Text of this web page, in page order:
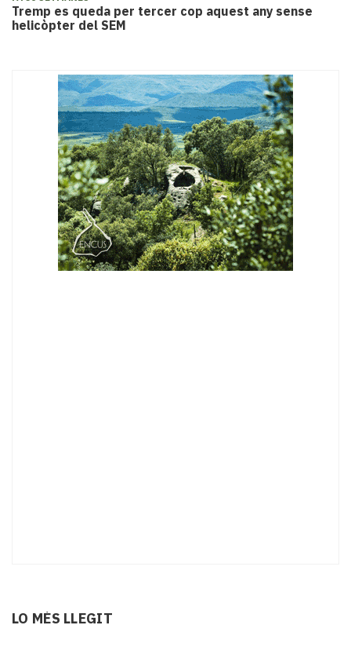
Tremp es queda per tercer cop aquest any sense
helicòpter del SEM
LO MÉS LLEGIT